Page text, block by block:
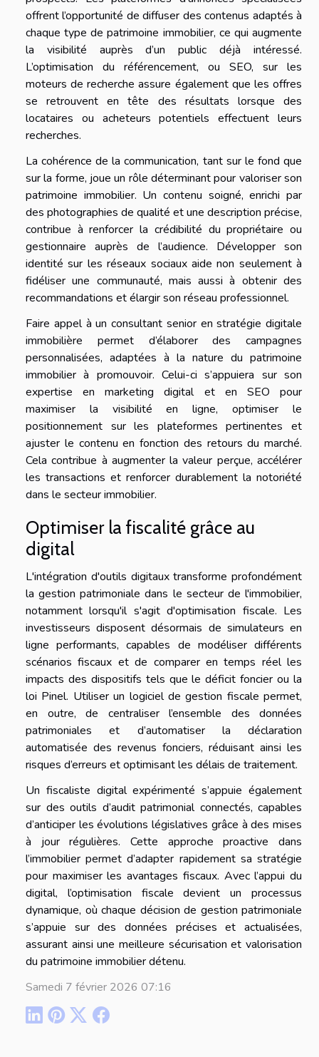
offrent l’opportunité de diffuser des contenus adaptés à
chaque type de patrimoine immobilier, ce qui augmente
la visibilité auprès d’un public déjà intéressé.
L’optimisation du référencement, ou SEO, sur les
moteurs de recherche assure également que les offres
se retrouvent en tête des résultats lorsque des
locataires ou acheteurs potentiels effectuent leurs
recherches.
La cohérence de la communication, tant sur le fond que
sur la forme, joue un rôle déterminant pour valoriser son
patrimoine immobilier. Un contenu soigné, enrichi par
des photographies de qualité et une description précise,
contribue à renforcer la crédibilité du propriétaire ou
gestionnaire auprès de l’audience. Développer son
identité sur les réseaux sociaux aide non seulement à
fidéliser une communauté, mais aussi à obtenir des
recommandations et élargir son réseau professionnel.
Faire appel à un consultant senior en stratégie digitale
immobilière permet d’élaborer des campagnes
personnalisées, adaptées à la nature du patrimoine
immobilier à promouvoir. Celui-ci s’appuiera sur son
expertise en marketing digital et en SEO pour
maximiser la visibilité en ligne, optimiser le
positionnement sur les plateformes pertinentes et
ajuster le contenu en fonction des retours du marché.
Cela contribue à augmenter la valeur perçue, accélérer
les transactions et renforcer durablement la notoriété
dans le secteur immobilier.
Optimiser la fiscalité grâce au
digital
L'intégration d'outils digitaux transforme profondément
la gestion patrimoniale dans le secteur de l'immobilier,
notamment lorsqu'il s'agit d'optimisation fiscale. Les
investisseurs disposent désormais de simulateurs en
ligne performants, capables de modéliser différents
scénarios fiscaux et de comparer en temps réel les
impacts des dispositifs tels que le déficit foncier ou la
loi Pinel. Utiliser un logiciel de gestion fiscale permet,
en outre, de centraliser l’ensemble des données
patrimoniales et d’automatiser la déclaration
automatisée des revenus fonciers, réduisant ainsi les
risques d’erreurs et optimisant les délais de traitement.
Un fiscaliste digital expérimenté s’appuie également
sur des outils d’audit patrimonial connectés, capables
d’anticiper les évolutions législatives grâce à des mises
à jour régulières. Cette approche proactive dans
l’immobilier permet d’adapter rapidement sa stratégie
pour maximiser les avantages fiscaux. Avec l’appui du
digital, l’optimisation fiscale devient un processus
dynamique, où chaque décision de gestion patrimoniale
s’appuie sur des données précises et actualisées,
assurant ainsi une meilleure sécurisation et valorisation
du patrimoine immobilier détenu.
Samedi 7 février 2026 07:16